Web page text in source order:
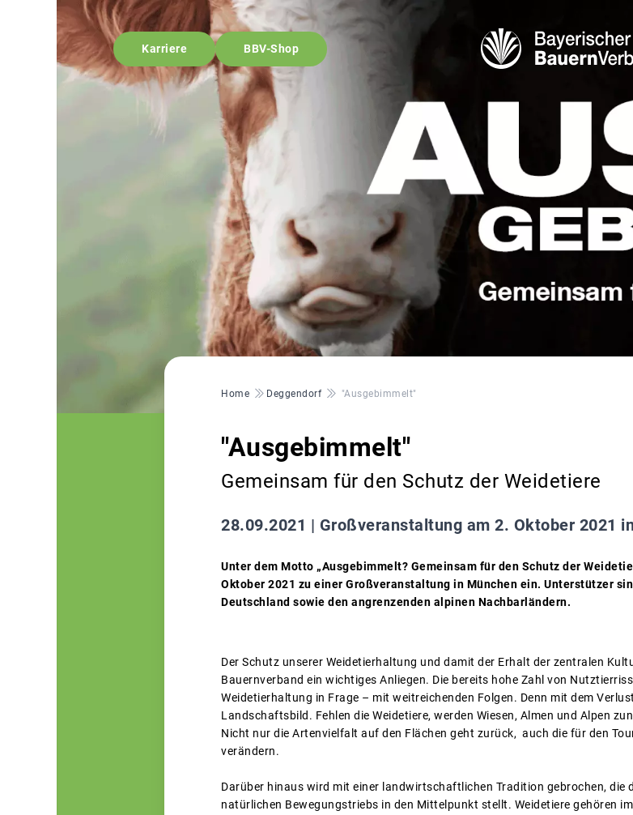
Karriere BBV-Shop
Pfadnavigation
Home Deggendorf "Ausgebimmelt"
"Ausgebimmelt"
Gemeinsam für den Schutz der Weidetiere
28.09.2021 | Großveranstaltung am 2. Oktober 2021
Unter dem Motto „Ausgebimmelt? Gemeinsam für den Schutz der
Oktober 2021 zu einer Großveranstaltung in München ein. Unterstützer
Deutschland sowie den angrenzenden alpinen Nachbarländern.
Der Schutz unserer Weidetierhaltung und damit der Erhalt der zentralen
Bauernverband ein wichtiges Anliegen. Die bereits hohe Zahl von
Weidetierhaltung in Frage – mit weitreichenden Folgen. Denn mit dem
Landschaftsbild. Fehlen die Weidetiere, werden Wiesen, Almen und Alpen
Nicht nur die Artenvielfalt auf den Flächen geht zurück, auch die für den
verändern.
Darüber hinaus wird mit einer landwirtschaftlichen Tradition gebrochen, die
natürlichen Bewegungstriebs in den Mittelpunkt stellt. Weidetiere gehören